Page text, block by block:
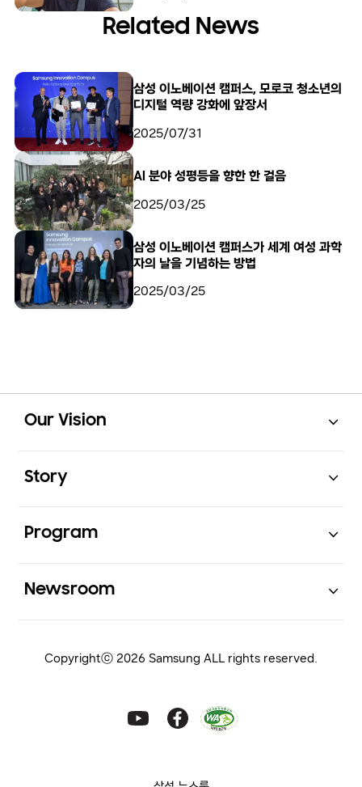
Related News
삼성 이노베이션 캠퍼스, 모로코 청소년의
디지털 역량 강화에 앞장서
2025/07/31
AI 분야 성평등을 향한 한 걸음
2025/03/25
삼성 이노베이션 캠퍼스가 세계 여성 과학
자의 날을 기념하는 방법
2025/03/25
Our Vision
Story
Program
Newsroom
Copyrightⓒ 2026 Samsung ALL rights reserved.